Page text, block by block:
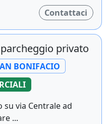
Contattaci
privato
BONIFACIO
su via Centrale ad
...